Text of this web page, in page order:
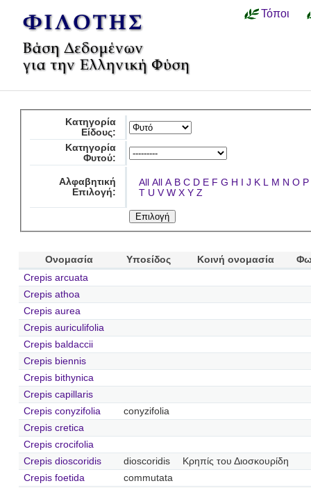
Τόποι
Κατηγορία
Είδους:
Κατηγορία
Φυτού:
Αλφαβητική
Επιλογή:
All All A B C D E F G H I J K L M N O P
T U V W X Y Z
Ονομασία Υποείδος Κοινή ονομασία
Crepis arcuata
Crepis athoa
Crepis aurea
Crepis auriculifolia
Crepis baldaccii
Crepis biennis
Crepis bithynica
Crepis capillaris
Crepis conyzifolia
conyzifolia
Crepis cretica
Crepis crocifolia
Crepis dioscoridis
dioscoridis
Κρηπίς του Διοσκουρίδη
Crepis foetida
commutata